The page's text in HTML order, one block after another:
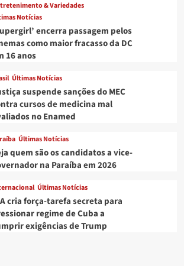
& Variedades
Notícias
encerra passagem pelos
como maior fracasso da DC
16 anos
Últimas Notícias
suspende sanções do MEC
cursos de medicina mal
no Enamed
Últimas Notícias
quem são os candidatos a vice-
na Paraíba em 2026
Últimas Notícias
cria força-tarefa secreta para
regime de Cuba a
exigências de Trump